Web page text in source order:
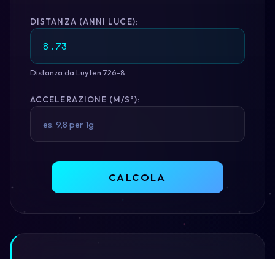
DISTANZA (ANNI LUCE):
Distanza da Luyten 726-8
ACCELERAZIONE (M/S²):
CALCOLA